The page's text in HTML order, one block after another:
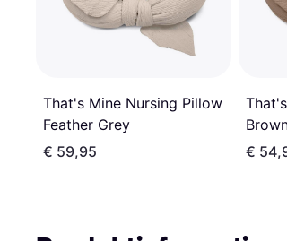
That's Mine Nursing Pillow
Feather Grey
€ 59,95
€